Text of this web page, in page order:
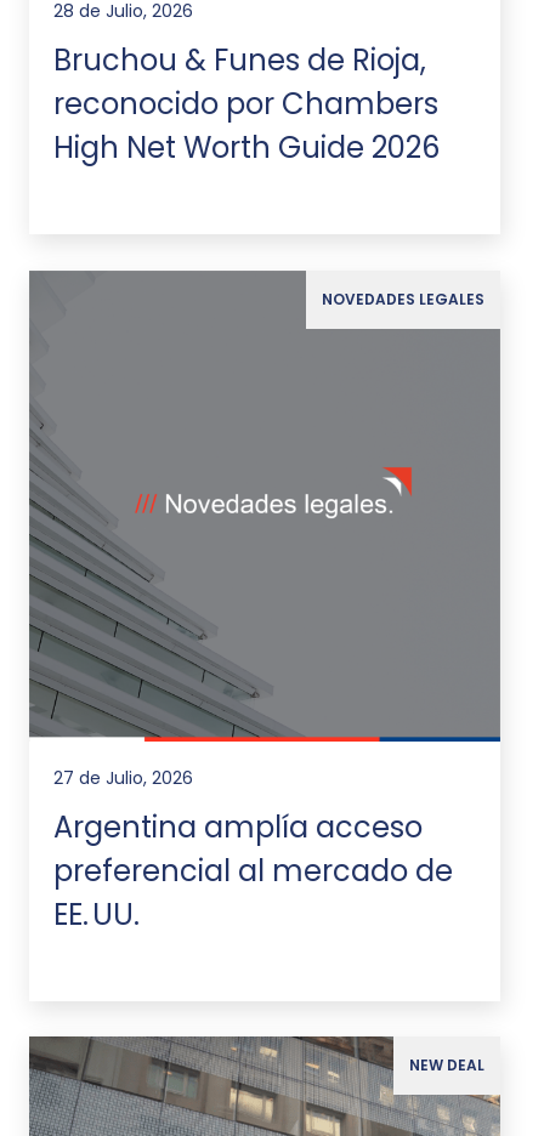
28 de Julio, 2026
Bruchou & Funes de Rioja,
reconocido por Chambers
High Net Worth Guide 2026
NOVEDADES LEGALES
27 de Julio, 2026
Argentina amplía acceso
preferencial al mercado de
EE. UU.
NEW DEAL